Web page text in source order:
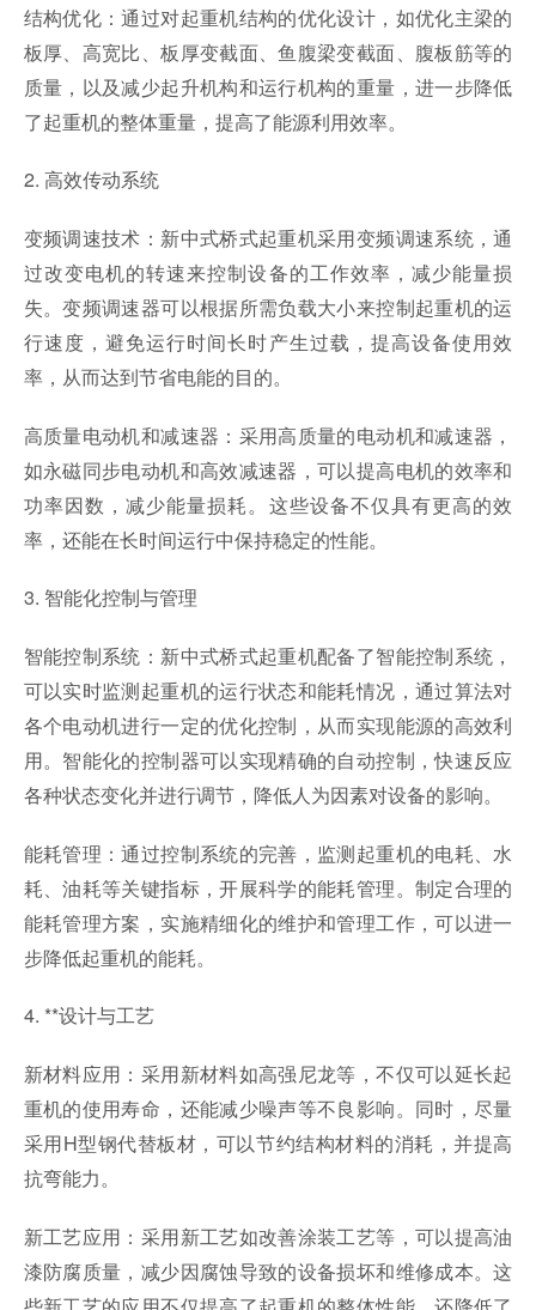
结构优化：通过对起重机结构的优化设计，如优化主梁的
板厚、高宽比、板厚变截面、鱼腹梁变截面、腹板筋等的
质量，以及减少起升机构和运行机构的重量，进一步降低
了起重机的整体重量，提高了能源利用效率。
2. 高效传动系统
变频调速技术：新中式桥式起重机采用变频调速系统，通
过改变电机的转速来控制设备的工作效率，减少能量损
失。变频调速器可以根据所需负载大小来控制起重机的运
行速度，避免运行时间长时产生过载，提高设备使用效
率，从而达到节省电能的目的。
高质量电动机和减速器：采用高质量的电动机和减速器，
如永磁同步电动机和高效减速器，可以提高电机的效率和
功率因数，减少能量损耗。这些设备不仅具有更高的效
率，还能在长时间运行中保持稳定的性能。
3. 智能化控制与管理
智能控制系统：新中式桥式起重机配备了智能控制系统，
可以实时监测起重机的运行状态和能耗情况，通过算法对
各个电动机进行一定的优化控制，从而实现能源的高效利
用。智能化的控制器可以实现精确的自动控制，快速反应
各种状态变化并进行调节，降低人为因素对设备的影响。
能耗管理：通过控制系统的完善，监测起重机的电耗、水
耗、油耗等关键指标，开展科学的能耗管理。制定合理的
能耗管理方案，实施精细化的维护和管理工作，可以进一
步降低起重机的能耗。
4. **设计与工艺
新材料应用：采用新材料如高强尼龙等，不仅可以延长起
重机的使用寿命，还能减少噪声等不良影响。同时，尽量
采用H型钢代替板材，可以节约结构材料的消耗，并提高
抗弯能力。
新工艺应用：采用新工艺如改善涂装工艺等，可以提高油
漆防腐质量，减少因腐蚀导致的设备损坏和维修成本。这